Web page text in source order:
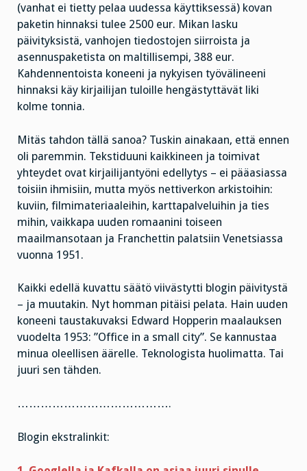
(vanhat ei tietty pelaa uudessa käyttiksessä) kovan
paketin hinnaksi tulee 2500 eur. Mikan lasku
päivityksistä, vanhojen tiedostojen siirroista ja
asennuspaketista on maltillisempi, 388 eur.
Kahdennentoista koneeni ja nykyisen työvälineeni
hinnaksi käy kirjailijan tuloille hengästyttävät liki
kolme tonnia.
Mitäs tahdon tällä sanoa? Tuskin ainakaan, että ennen
oli paremmin. Tekstiduuni kaikkineen ja toimivat
yhteydet ovat kirjailijantyöni edellytys – ei pääasiassa
toisiin ihmisiin, mutta myös nettiverkon arkistoihin:
kuviin, filmimateriaaleihin, karttapalveluihin ja ties
mihin, vaikkapa uuden romaanini toiseen
maailmansotaan ja Franchettin palatsiin Venetsiassa
vuonna 1951.
Kaikki edellä kuvattu säätö viivästytti blogin päivitystä
– ja muutakin. Nyt homman pitäisi pelata. Hain uuden
koneeni taustakuvaksi Edward Hopperin maalauksen
vuodelta 1953: ”Office in a small city”. Se kannustaa
minua oleellisen äärelle. Teknologista huolimatta. Tai
juuri sen tähden.
………………………………….
Blogin ekstralinkit: